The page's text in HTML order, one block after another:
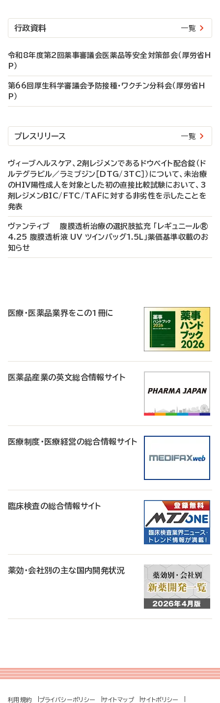
行政資料 一覧
令和8年度第2回薬事審議会医薬品等安全対策部会（厚労省H
P）
第66回厚生科学審議会予防接種・ワクチン分科会（厚労省H
P）
プレスリリース 一覧
ヴィーブヘルスケア、2剤レジメンであるドウベイト配合錠（ド
ルテグラビル／ラミブジン［DTG/3TC］）について、未治療
のHIV陽性成人を対象とした初の直接比較試験において、3
剤レジメンBIC/FTC/TAFに対する非劣性を示したことを
発表
ヴァンティブ 腹膜透析治療の選択肢拡充 「レギュニール®
4.25 腹膜透析液 UV ツインバッグ1.5L」薬価基準収載のお
知らせ
医療・医薬品業界をこの1冊に
医薬品産業の英文総合情報サイト
医療制度・医療経営の総合情報サイト
臨床検査の総合情報サイト
薬効・会社別の主な国内開発状況
利用規約 プライバシーポリシー サイトマップ サイトポリシー